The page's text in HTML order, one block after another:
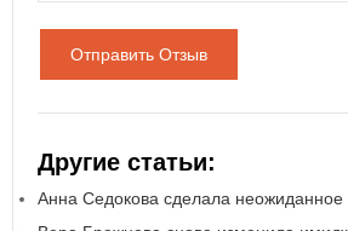
Отправить Отзыв
Другие статьи:
Анна Седокова сделала неожиданное